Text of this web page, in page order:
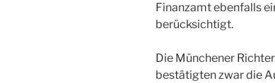
Finanzamt ebenfalls
berücksichtigt.
Die Münchener
bestätigten zwar die